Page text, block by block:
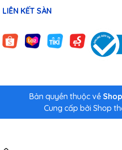
LIÊN KẾT SÀN
Bản quyền thuộc về
Cung cấp bởi Shop